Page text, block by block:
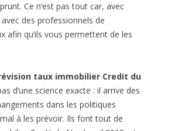
Ce n’est pas tout car, avec
des professionnels de
afin qu’ils vous permettent de les
taux immobilier Credit du
d’une science exacte : il arrive des
dans les politiques
à les prévoir. Ils font tout de